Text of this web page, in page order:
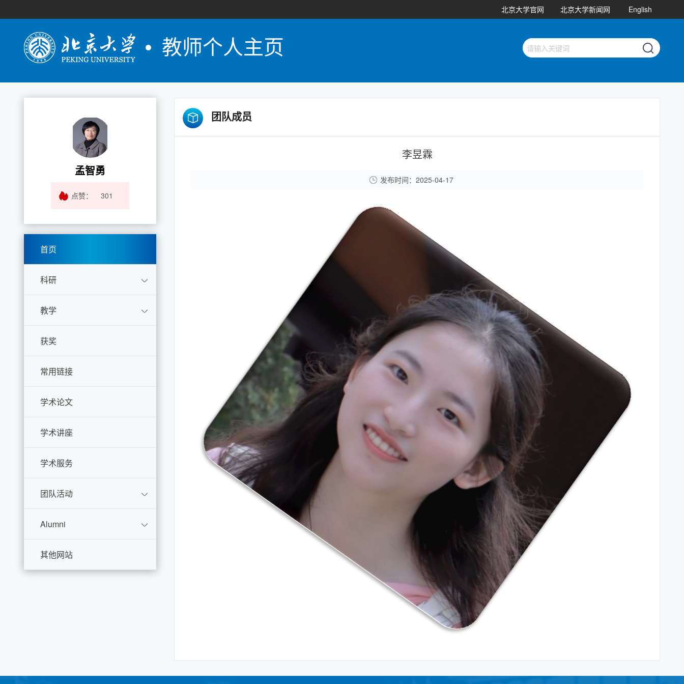
北京大学官网 北京大学新闻网 English
教师个人主页
孟智勇
点赞： 301
首页
科研
教学
获奖
常用链接
学术论文
学术讲座
学术服务
团队活动
Alumni
其他网站
团队成员
李昱霖
发布时间：2025-04-17